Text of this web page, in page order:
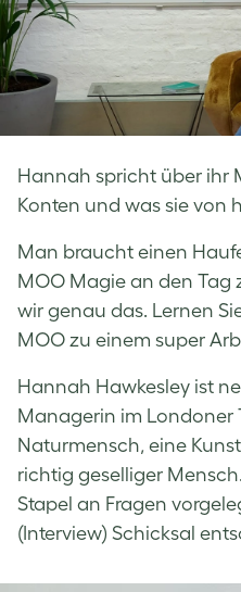
Hannah spricht über ihr
Konten und was sie von
Man braucht einen
MOO Magie an den Tag
wir genau das. Lernen
MOO zu einem super
Hannah Hawkesley ist
Managerin im Londoner
Naturmensch, eine
richtig geselliger
Stapel an Fragen
(Interview) Schicksal